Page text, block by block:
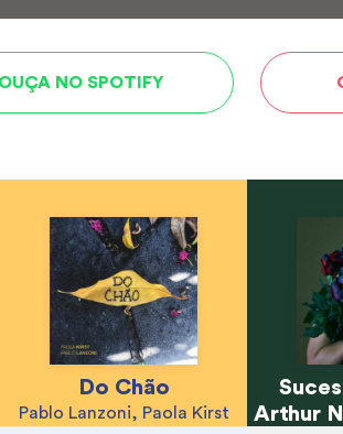
NO SPOTIFY
Do Chão
Pablo Lanzoni, Paola Kirst
Arthur